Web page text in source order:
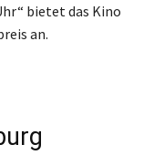
bietet das Kino
an.